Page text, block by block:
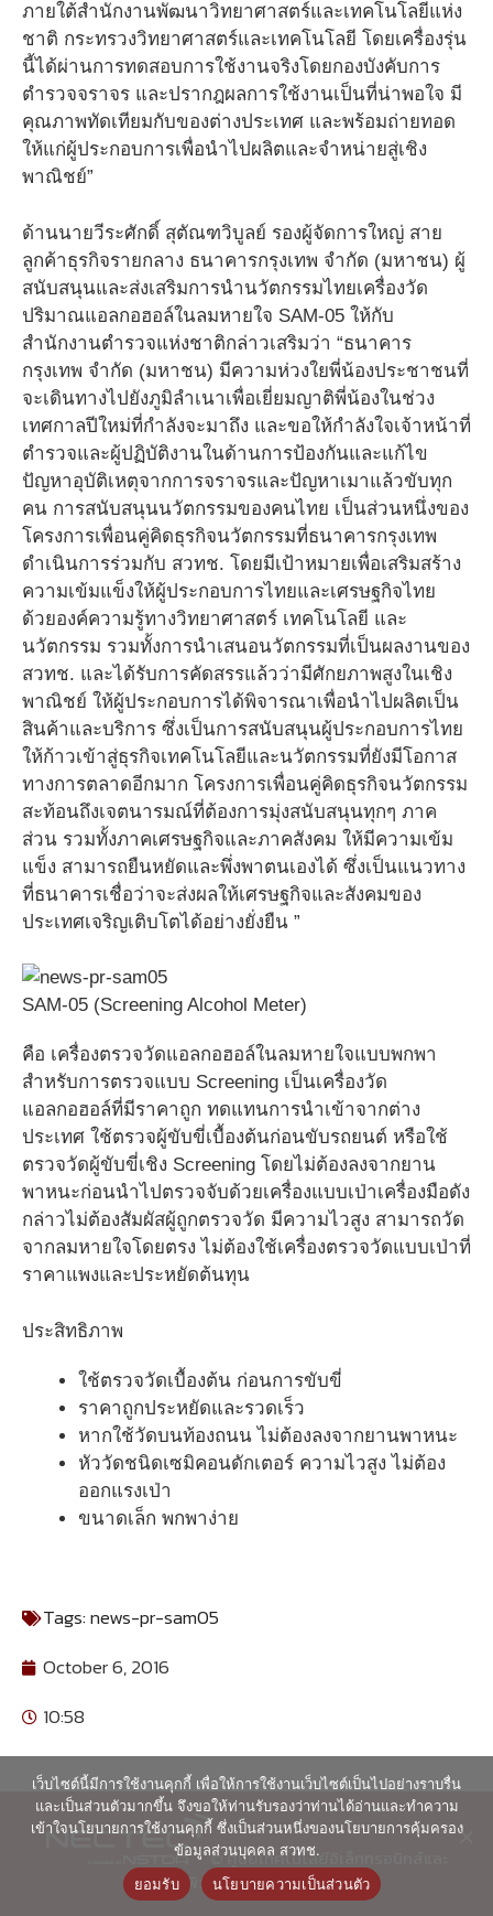
ภายใต้สำนักงานพัฒนาวิทยาศาสตร์และเทคโนโลยีแห่ง
ชาติ กระทรวงวิทยาศาสตร์และเทคโนโลยี โดยเครื่องรุ่น
นี้ได้ผ่านการทดสอบการใช้งานจริงโดยกองบังคับการ
ตำรวจจราจร และปรากฎผลการใช้งานเป็นที่น่าพอใจ มี
คุณภาพทัดเทียมกับของต่างประเทศ และพร้อมถ่ายทอด
ให้แก่ผู้ประกอบการเพื่อนำไปผลิตและจำหน่ายสู่เชิง
พาณิชย์”
ด้านนายวีระศักดิ์ สุตัณฑวิบูลย์ รองผู้จัดการใหญ่ สาย
ลูกค้าธุรกิจรายกลาง ธนาคารกรุงเทพ จำกัด (มหาชน) ผู้
สนับสนุนและส่งเสริมการนำนวัตกรรมไทยเครื่องวัด
ปริมาณแอลกอฮอล์ในลมหายใจ SAM-05 ให้กับ
สำนักงานตำรวจแห่งชาติกล่าวเสริมว่า “ธนาคาร
กรุงเทพ จำกัด (มหาชน) มีความห่วงใยพี่น้องประชาชนที่
จะเดินทางไปยังภูมิลำเนาเพื่อเยี่ยมญาติพี่น้องในช่วง
เทศกาลปีใหม่ที่กำลังจะมาถึง และขอให้กำลังใจเจ้าหน้าที่
ตำรวจและผู้ปฏิบัติงานในด้านการป้องกันและแก้ไข
ปัญหาอุบัติเหตุจากการจราจรและปัญหาเมาแล้วขับทุก
คน การสนับสนุนนวัตกรรมของคนไทย เป็นส่วนหนึ่งของ
โครงการเพื่อนคู่คิดธุรกิจนวัตกรรมที่ธนาคารกรุงเทพ
ดำเนินการร่วมกับ สวทช. โดยมีเป้าหมายเพื่อเสริมสร้าง
ความเข้มแข็งให้ผู้ประกอบการไทยและเศรษฐกิจไทย
ด้วยองค์ความรู้ทางวิทยาศาสตร์ เทคโนโลยี และ
นวัตกรรม รวมทั้งการนำเสนอนวัตกรรมที่เป็นผลงานของ
สวทช. และได้รับการคัดสรรแล้วว่ามีศักยภาพสูงในเชิง
พาณิชย์ ให้ผู้ประกอบการได้พิจารณาเพื่อนำไปผลิตเป็น
สินค้าและบริการ ซึ่งเป็นการสนับสนุนผู้ประกอบการไทย
ให้ก้าวเข้าสู่ธุรกิจเทคโนโลยีและนวัตกรรมที่ยังมีโอกาส
ทางการตลาดอีกมาก โครงการเพื่อนคู่คิดธุรกิจนวัตกรรม
สะท้อนถึงเจตนารมณ์ที่ต้องการมุ่งสนับสนุนทุกๆ ภาค
ส่วน รวมทั้งภาคเศรษฐกิจและภาคสังคม ให้มีความเข้ม
แข็ง สามารถยืนหยัดและพึ่งพาตนเองได้ ซึ่งเป็นแนวทาง
ที่ธนาคารเชื่อว่าจะส่งผลให้เศรษฐกิจและสังคมของ
ประเทศเจริญเติบโตได้อย่างยั่งยืน ”
SAM-05 (Screening Alcohol Meter)
คือ เครื่องตรวจวัดแอลกอฮอล์ในลมหายใจแบบพกพา
สำหรับการตรวจแบบ Screening เป็นเครื่องวัด
แอลกอฮอล์ที่มีราคาถูก ทดแทนการนำเข้าจากต่าง
ประเทศ ใช้ตรวจผู้ขับขี่เบื้องต้นก่อนขับรถยนต์ หรือใช้
ตรวจวัดผู้ขับขี่เชิง Screening โดยไม่ต้องลงจากยาน
พาหนะก่อนนำไปตรวจจับด้วยเครื่องแบบเป่าเครื่องมือดัง
กล่าวไม่ต้องสัมผัสผู้ถูกตรวจวัด มีความไวสูง สามารถวัด
จากลมหายใจโดยตรง ไม่ต้องใช้เครื่องตรวจวัดแบบเป่าที่
ราคาแพงและประหยัดต้นทุน
ประสิทธิภาพ
ใช้ตรวจวัดเบื้องต้น ก่อนการขับขี่
ราคาถูกประหยัดและรวดเร็ว
หากใช้วัดบนท้องถนน ไม่ต้องลงจากยานพาหนะ
หัววัดชนิดเซมิคอนดักเตอร์ ความไวสูง ไม่ต้อง
ออกแรงเป่า
ขนาดเล็ก พกพาง่าย
Tags:news-pr-sam05
October 6, 2016
10:58
© ศูนย์เทคโนโลยีอิเล็กทรอนิกส์และ
คอมพิวเตอร์แห่งชาติ 2563
เว็บไซต์นี้มีการใช้งานคุกกี้ เพื่อให้การใช้งานเว็บไซต์เป็นไปอย่างราบรื่น
และเป็นส่วนตัวมากขึ้น จึงขอให้ท่านรับรองว่าท่านได้อ่านและทำความ
เข้าใจนโยบายการใช้งานคุกกี้ ซึ่งเป็นส่วนหนึ่งของนโยบายการคุ้มครอง
ข้อมูลส่วนบุคคล สวทช.
ยอมรับ
นโยบายความเป็นส่วนตัว